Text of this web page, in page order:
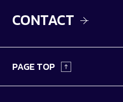
CONTACT
PAGE TOP